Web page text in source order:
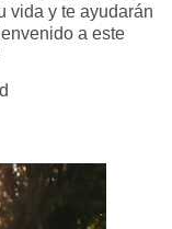
vida y te ayudarán
a este